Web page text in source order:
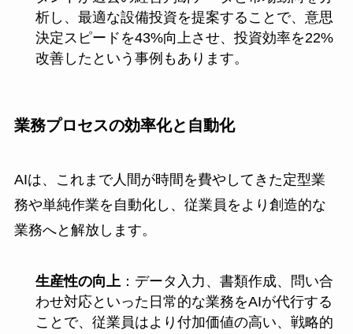
析し、最適な設備投資を提案することで、意思
決定スピードを43%向上させ、投資効率を22%
改善したという事例もあります。
業務プロセスの効率化と自動化
AIは、これまで人間が時間を費やしてきた定型業
務や単純作業を自動化し、従業員をより創造的な
業務へと解放します。
生産性の向上：データ入力、書類作成、問い合
わせ対応といった日常的な業務をAIが代行する
ことで、従業員はより付加価値の高い、戦略的